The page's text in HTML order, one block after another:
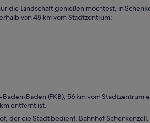
die Landschaft genießen möchtest, in
von 48 km vom Stadtzentrum:
Baden (FKB), 56 km vom
entfernt ist.
der die Stadt bedient, Bahnhof Schenkenzell.